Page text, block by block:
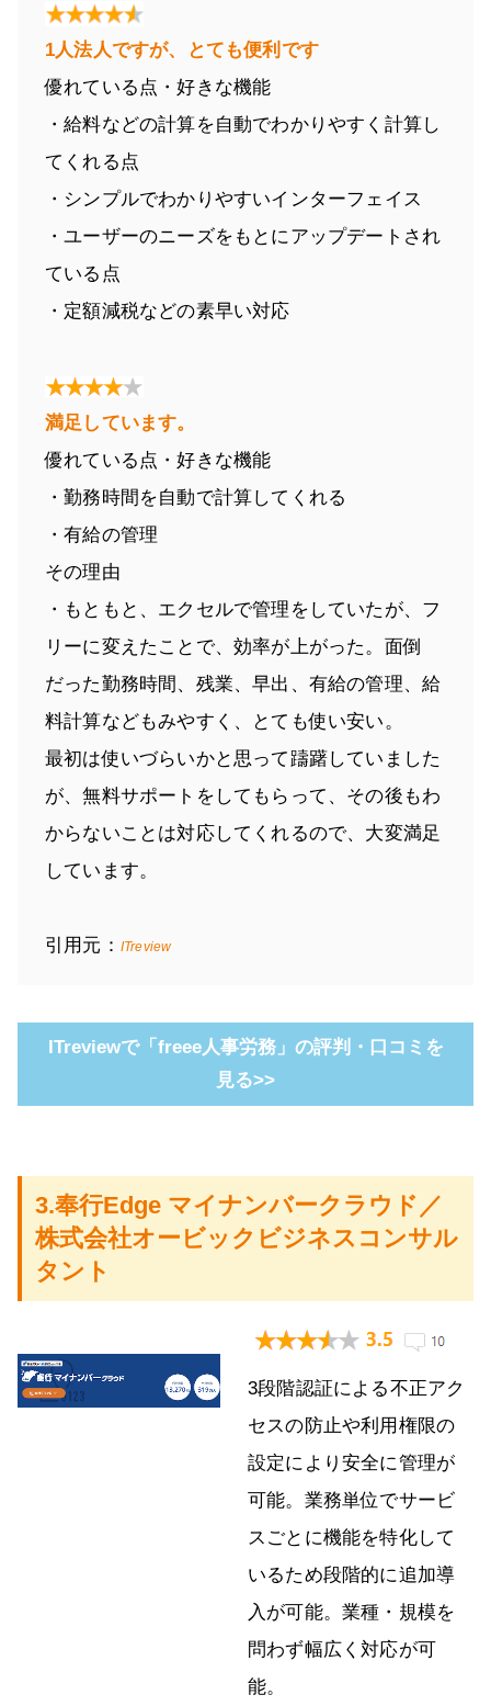
1人法人ですが、とても便利です
優れている点・好きな機能
・給料などの計算を自動でわかりやすく計算し
てくれる点
・シンプルでわかりやすいインターフェイス
・ユーザーのニーズをもとにアップデートされ
ている点
・定額減税などの素早い対応
満足しています。
優れている点・好きな機能
・勤務時間を自動で計算してくれる
・有給の管理
その理由
・もともと、エクセルで管理をしていたが、フ
リーに変えたことで、効率が上がった。面倒
だった勤務時間、残業、早出、有給の管理、給
料計算などもみやすく、とても使い安い。
最初は使いづらいかと思って躊躇していました
が、無料サポートをしてもらって、その後もわ
からないことは対応してくれるので、大変満足
しています。
引用元： ITreview
ITreviewで「freee人事労務」の評判・口コミを
見る>>
3.奉行Edge マイナンバークラウド／
株式会社オービックビジネスコンサル
タント
3段階認証による不正アク
セスの防止や利用権限の
設定により安全に管理が
可能。業務単位でサービ
スごとに機能を特化して
いるため段階的に追加導
入が可能。業種・規模を
問わず幅広く対応が可
能。